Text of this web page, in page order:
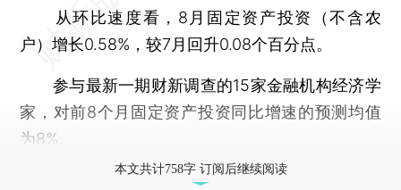
从环比速度看，8月固定资产投资（不含农
户）增长0.58%，较7月回升0.08个百分点。
参与最新一期财新调查的15家金融机构经济学
家，对前8个月固定资产投资同比增速的预测均值
为8%。
本文共计758字 订阅后继续阅读